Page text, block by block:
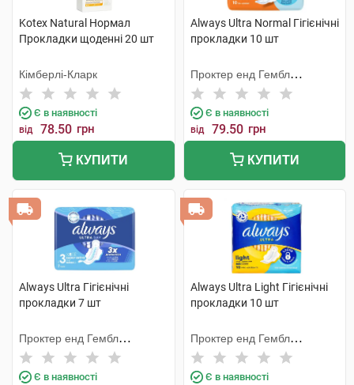
Kotex Natural Нормал
Прокладки щоденні 20 шт
Кімберлі-Кларк
Є в наявності
від 78.50 грн
КУПИТИ
Always Ultra Normal Гігієнічні
прокладки 10 шт
Проктер енд Гембл
Мануфекчурінг
Є в наявності
від 79.50 грн
КУПИТИ
Always Ultra Гігієнічні
прокладки 7 шт
Проктер енд Гембл
Мануфекчурінг
Є в наявності
Always Ultra Light Гігієнічні
прокладки 10 шт
Проктер енд Гембл
Мануфекчурінг
Є в наявності